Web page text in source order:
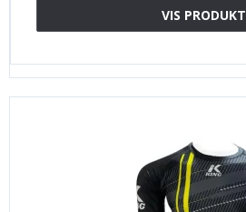
VIS PRODUKT